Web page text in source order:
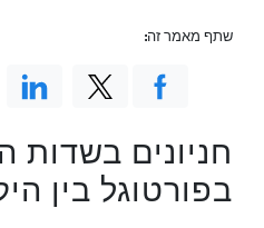
חניונים בשדות
בפורטוגל בין
שתף מאמר זה: